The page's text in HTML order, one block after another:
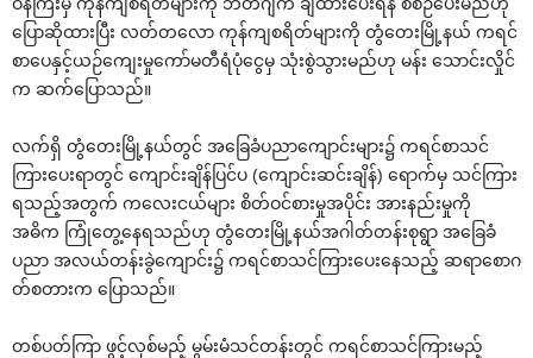
ဝန်ကြီးမှ ကုန်ကျစရိတ်များကို ဘတ်ဂျက် ချထား‌ပေးရန် စီစဉ်‌ပေးမည်ဟု
‌ပြောဆိုထားပြီး လတ်တ‌လော ကုန်ကျစရိတ်များကို တွံ‌တေးမြို့နယ် ကရင်
စာ‌ပေနှင့်ယဉ်‌ကျေးမှု‌ကော်မတီရံပုံ‌ငွေမှ သုံးစွဲသွားမည်ဟု မန်း ‌သောင်းလှိုင်
က ဆက်‌ပြောသည်။
လက်ရှိ တွံ‌တေးမြို့နယ်တွင် အ‌ခြေခံပညာ‌ကျောင်းများ၌ ကရင်စာသင်
ကြား‌ပေးရာတွင် ‌ကျောင်းချိန်ပြင်ပ (‌ကျောင်းဆင်းချိန်) ‌ရောက်မှ သင်ကြား
ရသည့်အတွက် က‌လေးငယ်များ စိတ်ဝင်စားမှုအပိုင်း အားနည်းမှုကို
အဓိက ကြုံ‌တွေ့‌နေရသည်ဟု တွံ‌တေးမြို့နယ်အဂါတ်တန်းစုရွာ အ‌ခြေခံ
ပညာ အလယ်တန်းခွဲ‌ကျောင်း၌ ကရင်စာသင်ကြား‌ပေး‌နေသည့် ဆရာ‌စောဂ
တ်စတားက ‌ပြောသည်။
တစ်ပတ်ကြာ ဖွင့်လှစ်မည့် မွမ်းမံသင်တန်းတွင် ကရင်စာသင်ကြားမည့်